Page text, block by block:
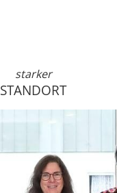
starker
STANDORT